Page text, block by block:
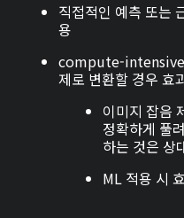
직접적인 예측 또는
용
compute-intensive
제로 변환할 경우 효
이미지 잡음
정확하게 풀
하는 것은 상
ML 적용 시